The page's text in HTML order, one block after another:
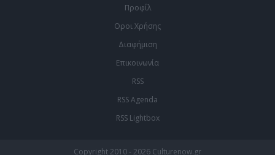
Προφίλ
Οροι Χρήσης
Διαφήμιση
Επικοινωνία
RSS
RSS Agenda
RSS Lightbox
Copyright 2010 - 2026 Culturenow.gr